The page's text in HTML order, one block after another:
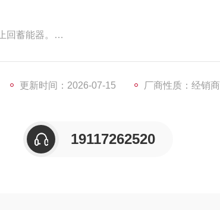
回蓄能器。
于7种不同的功能。
更新时间：2026-07-15 厂商性质：经销商
19117262520